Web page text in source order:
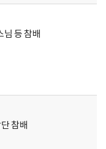
등 참배
참배